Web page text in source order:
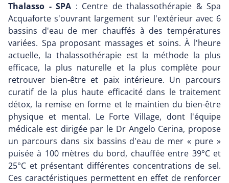
Thalasso - SPA : Centre de thalassothérapie & Spa
Acquaforte s'ouvrant largement sur l'extérieur avec 6
bassins d'eau de mer chauffés à des températures
variées. Spa proposant massages et soins. À l'heure
actuelle, la thalassothérapie est la méthode la plus
efficace, la plus naturelle et la plus complète pour
retrouver bien-être et paix intérieure. Un parcours
curatif de la plus haute efficacité dans le traitement
détox, la remise en forme et le maintien du bien-être
physique et mental. Le Forte Village, dont l'équipe
médicale est dirigée par le Dr Angelo Cerina, propose
un parcours dans six bassins d'eau de mer « pure »
puisée à 100 mètres du bord, chauffée entre 39°C et
25°C et présentant différentes concentrations de sel.
Ces caractéristiques permettent en effet de renforcer